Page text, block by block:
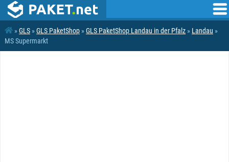
»GLS »GLS PaketShop »GLS PaketShop Landau in der Pfalz » Landau »
MS Supermarkt